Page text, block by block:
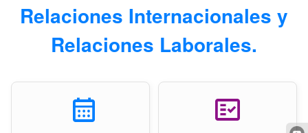
Relaciones Internacionales y
Relaciones Laborales.
calendar_month fact_check